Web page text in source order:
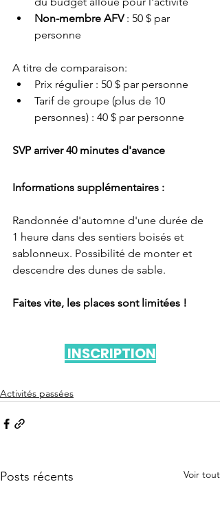
Non-membre AFV : 50 $ par
personne
A titre de comparaison:
Prix régulier : 50 $ par personne
Tarif de groupe (plus de 10
personnes) : 40 $ par personne
SVP arriver 40 minutes d'avance
Informations supplémentaires :
Randonnée d'automne d'une durée de
1 heure dans des sentiers boisés et
sablonneux. Possibilité de monter et
descendre des dunes de sable.
Faites vite, les places sont limitées !
INSCRIPTION
Activités passées
Posts récents Voir tout